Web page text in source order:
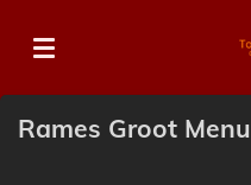
direct
hoofdinhoud
Rames Groot Menu